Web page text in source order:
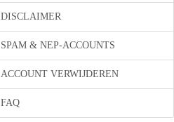
DISCLAIMER
SPAM & NEP-ACCOUNTS
ACCOUNT VERWIJDEREN
FAQ